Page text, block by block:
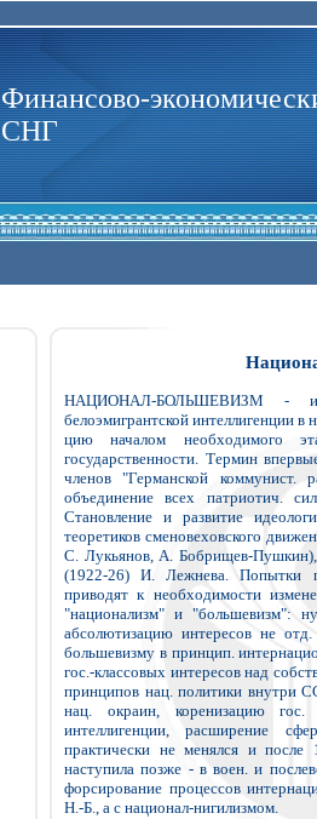
Финансово-
СНГ
НАЦИОНАЛ-БОЛЬШЕВИЗМ -
белоэмигрантской интеллигенции в
цию началом необходимого
государственности. Термин
членов "Германской
объединение всех патриотич.
Становление и развитие
теоретиков сменовеховского
С. Лукьянов, А. Бобрищев-
(1922-26) И. Лежнева. Попытки
приводят к необходимости
"национализм" и "большевизм":
абсолютизацию интересов не
большевизму в принцип.
гос.-классовых интересов над
принципов нац. политики внутри
нац. окраин, коренизацию
интеллигенции, расширение
практически не менялся и
наступила позже - в воен. и
форсирование процессов
Н.-Б., а с национал-нигилизмом.